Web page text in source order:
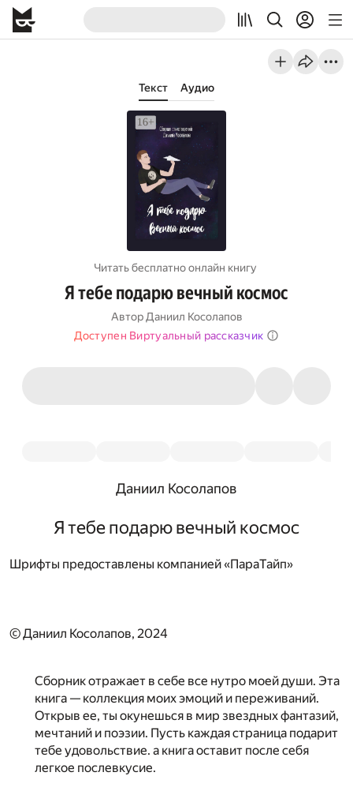
Текст Аудио
Читать бесплатно онлайн книгу
Я тебе подарю вечный космос
Автор Даниил Косолапов
Доступен Виртуальный рассказчик
Даниил Косолапов
Я тебе подарю вечный космос
Шрифты предоставлены компанией «ПараТайп»
© Даниил Косолапов, 2024
Сборник отражает в себе все нутро моей души. Эта
книга — коллекция моих эмоций и переживаний.
Открыв ее, ты окунешься в мир звездных фантазий,
мечтаний и поэзии. Пусть каждая страница подарит
тебе удовольствие. а книга оставит после себя
легкое послевкусие.